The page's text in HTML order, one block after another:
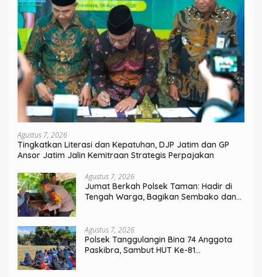
Agustus 7, 2026
Tingkatkan Literasi dan Kepatuhan, DJP Jatim dan GP
Ansor Jatim Jalin Kemitraan Strategis Perpajakan
Agustus 7, 2026
Jumat Berkah Polsek Taman: Hadir di
Tengah Warga, Bagikan Sembako dan
Agustus 7, 2026
Polsek Tanggulangin Bina 74 Anggota
Paskibra, Sambut HUT Ke-81